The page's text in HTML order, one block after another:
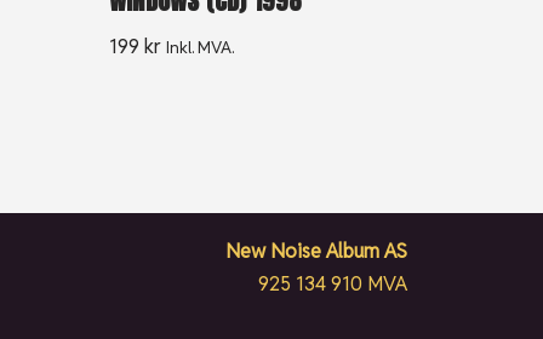
199kr Inkl. MVA.
New Noise Album AS
925 134 910 MVA